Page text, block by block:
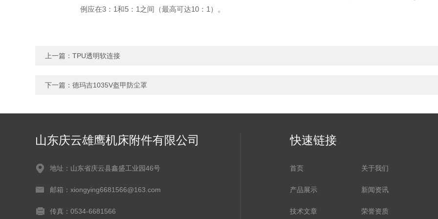
例应在3：1和5：1之间（最高可达10：1）。
上一篇： TPU透明软连接
下一篇： 德玛吉1035V盔甲防尘罩
山东庆云雄鹰机床附件有限公司
地址：山东省庆云县鑫盛工业园46号
邮箱：xiongying6681566@163.com
传真：0534-6681566
快速链接
首页 关于我们
产品展示 新闻资讯
技术文章 荣誉资质